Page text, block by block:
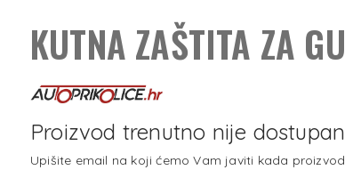
KUTNA ZAŠTITA ZA
Proizvod trenutno nije dostupan
Upišite email na koji ćemo Vam javiti kada proizvod